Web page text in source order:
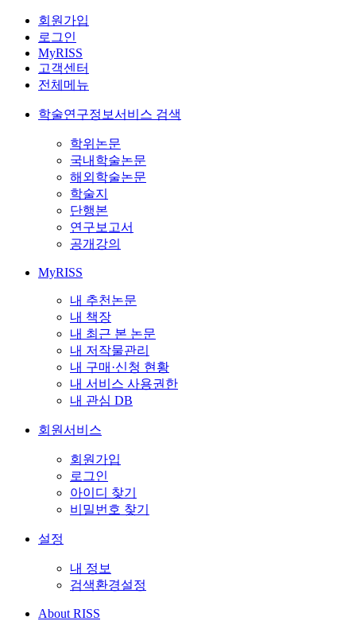
회원가입
로그인
MyRISS
고객센터
전체메뉴
학술연구정보서비스 검색
학위논문
국내학술논문
해외학술논문
학술지
단행본
연구보고서
공개강의
MyRISS
내 추천논문
내 책장
내 최근 본 논문
내 저작물관리
내 구매·신청 현황
내 서비스 사용권한
내 관심 DB
회원서비스
회원가입
로그인
아이디 찾기
비밀번호 찾기
설정
내 정보
검색환경설정
About RISS